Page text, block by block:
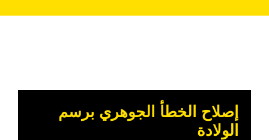
إصلاح الخطأ الجوهري برسم
الولادة